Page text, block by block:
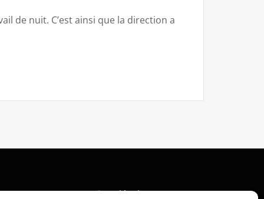
de nuit. C’est ainsi que la direction a
Mentions légales